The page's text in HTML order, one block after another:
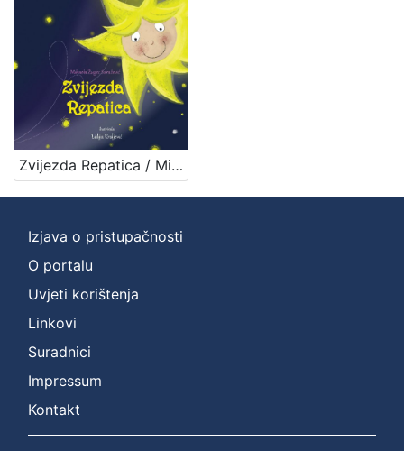
Zvijezda Repatica / Mihaela Žugec Saračević ; Lidija Kraljević
Izjava o pristupačnosti
O portalu
Uvjeti korištenja
Linkovi
Suradnici
Impressum
Kontakt